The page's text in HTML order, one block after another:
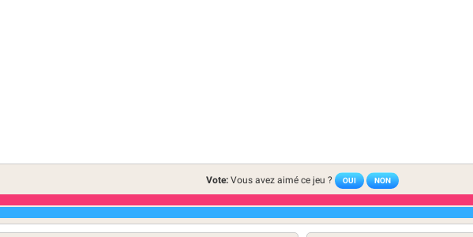
Vote: Vous avez aimé ce jeu ? OUI NON